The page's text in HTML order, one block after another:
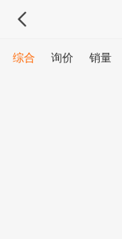
综合 询价 销量